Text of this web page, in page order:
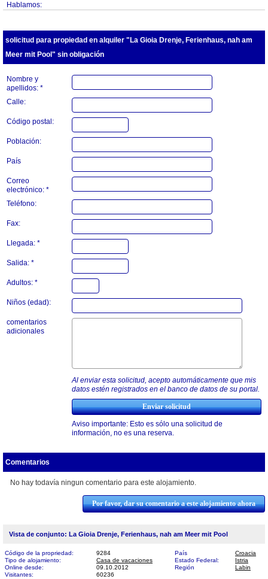
Hablamos:
solicitud para propiedad en alquiler "La Gioia Drenje, Ferienhaus, nah am
Meer mit Pool" sin obligación
Nombre y
apellidos: *
Calle:
Código postal:
Población:
País
Correo
electrónico: *
Teléfono:
Fax:
Llegada: *
Salida: *
Adultos: *
Niños (edad):
comentarios
adicionales
Al enviar esta solicitud, acepto automáticamente que mis
datos estén registrados en el banco de datos de su portal.
Aviso importante: Esto es sólo una solicitud de
información, no es una reserva.
Comentarios
No hay todavía ningun comentario para este alojamiento.
Por favor, dar su comentario a este alojamiento ahora
Vista de conjunto: La Gioia Drenje, Ferienhaus, nah am Meer mit Pool
Código de la propriedad: 9284 País
Croacia
Tipo de alojamiento:
Casa de vacaciones Estado Federal:
Istria
Online desde:
09.10.2012 Región
Labin
Visitantes:
60236